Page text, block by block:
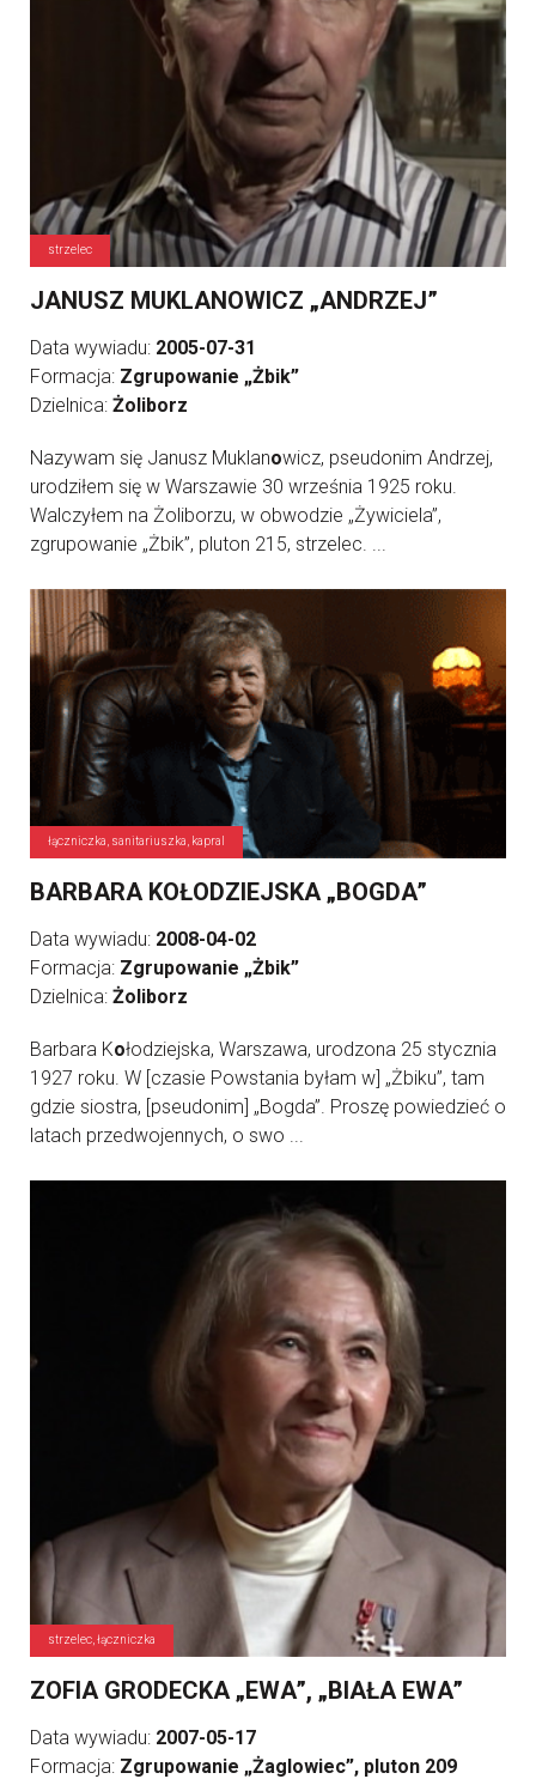
strzelec
JANUSZ MUKLANOWICZ „ANDRZEJ”
Data wywiadu: 2005-07-31
Formacja: Zgrupowanie „Żbik”
Dzielnica: Żoliborz
Nazywam się Janusz Muklanowicz, pseudonim Andrzej,
urodziłem się w Warszawie 30 września 1925 roku.
Walczyłem na Żoliborzu, w obwodzie „Żywiciela”,
zgrupowanie „Żbik”, pluton 215, strzelec. ...
łączniczka, sanitariuszka, kapral
BARBARA KOŁODZIEJSKA „BOGDA”
Data wywiadu: 2008-04-02
Formacja: Zgrupowanie „Żbik”
Dzielnica: Żoliborz
Barbara Kołodziejska, Warszawa, urodzona 25 stycznia
1927 roku. W [czasie Powstania byłam w] „Żbiku”, tam
gdzie siostra, [pseudonim] „Bogda”. Proszę powiedzieć o
latach przedwojennych, o swo ...
strzelec, łączniczka
ZOFIA GRODECKA „EWA”, „BIAŁA EWA”
Data wywiadu: 2007-05-17
Formacja: Zgrupowanie „Żaglowiec”, pluton 209